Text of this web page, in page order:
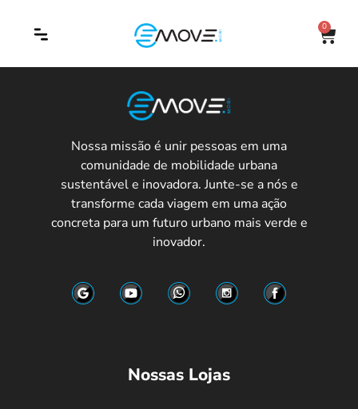
0
Nossa missão é unir pessoas em uma
comunidade de mobilidade urbana
sustentável e inovadora. Junte-se a nós e
transforme cada viagem em uma ação
concreta para um futuro urbano mais verde e
inovador.
Nossas Lojas